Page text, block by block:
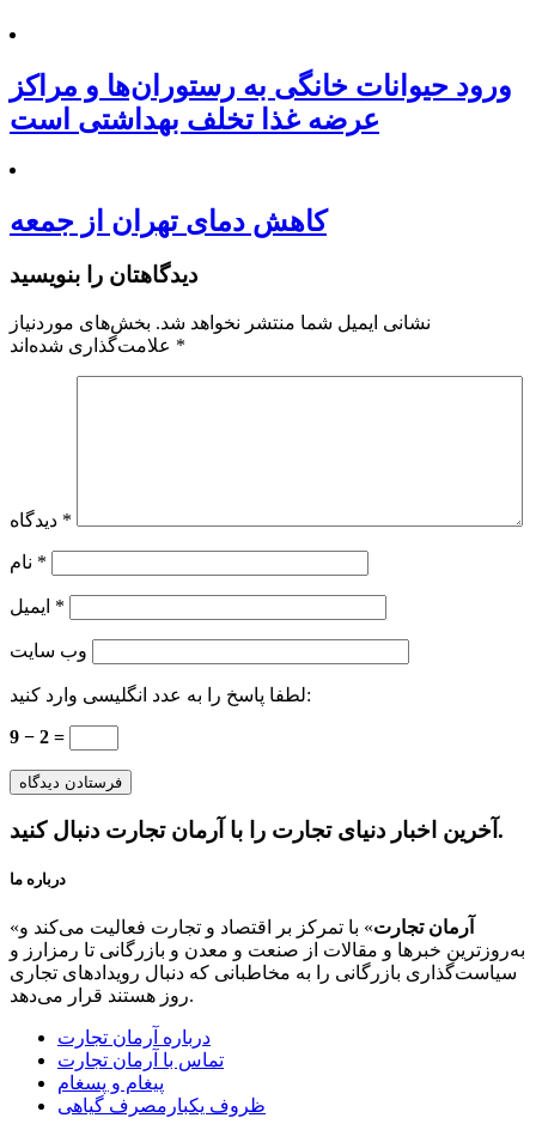
ورود حیوانات خانگی به رستوران‌ها و مراکز
عرضه غذا تخلف بهداشتی است
کاهش دمای تهران از جمعه
دیدگاهتان را بنویسید
نشانی ایمیل شما منتشر نخواهد شد. بخش‌های موردنیاز
*
*
*
*
وب‌ سایت
لطفا پاسخ را به عدد انگلیسی وارد کنید:
9 − 2 =
آخرین اخبار دنیای تجارت را با آرمان تجارت دنبال کنید.
درباره ما
« آرمان تجارت» با تمرکز بر اقتصاد و تجارت فعالیت می‌کند و
به‌روزترین خبرها و مقالات از صنعت و معدن و بازرگانی تا رمزارز و
سیاست‌گذاری بازرگانی را به مخاطبانی که دنبال رویدادهای تجاری
روز هستند قرار می‌دهد.
درباره آرمان تجارت
تماس با آرمان تجارت
پیغام و پسغام
ظروف یکبارمصرف گیاهی